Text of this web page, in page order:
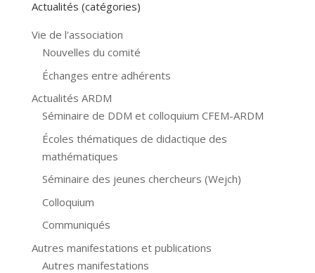
Actualités (catégories)
Vie de l'association
Nouvelles du comité
Échanges entre adhérents
Actualités ARDM
Séminaire de DDM et colloquium CFEM-ARDM
Écoles thématiques de didactique des
mathématiques
Séminaire des jeunes chercheurs (Wejch)
Colloquium
Communiqués
Autres manifestations et publications
Autres manifestations